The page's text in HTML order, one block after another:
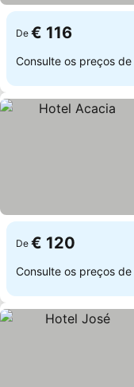
De € 116
Consulte os preços de
De € 120
Consulte os preços de